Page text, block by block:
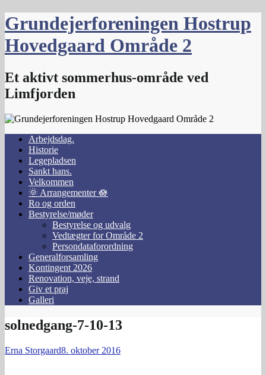
Skip
to
content
Grundejerforeningen Hostrup
Hovedgaard Område 2
Et aktivt sommerhus-område ved
Limfjorden
Arbejdsdag.
Historie
Legepladsen
Sankt hans.
Velkommen
🌞 Arrangementer 🪷
Ro og orden
Bestyrelse/møder
Bestyrelse og udvalg
Vedtægter for Område 2
Persondataforordning
Generalforsamling
Kontingent 2026
Renovation, veje, strand
Giv et praj
Galleri
solnedgang-7-10-13
Erna Storgaard8. oktober 2016